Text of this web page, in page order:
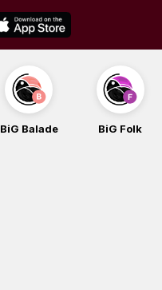
BiG Balade BiG Folk